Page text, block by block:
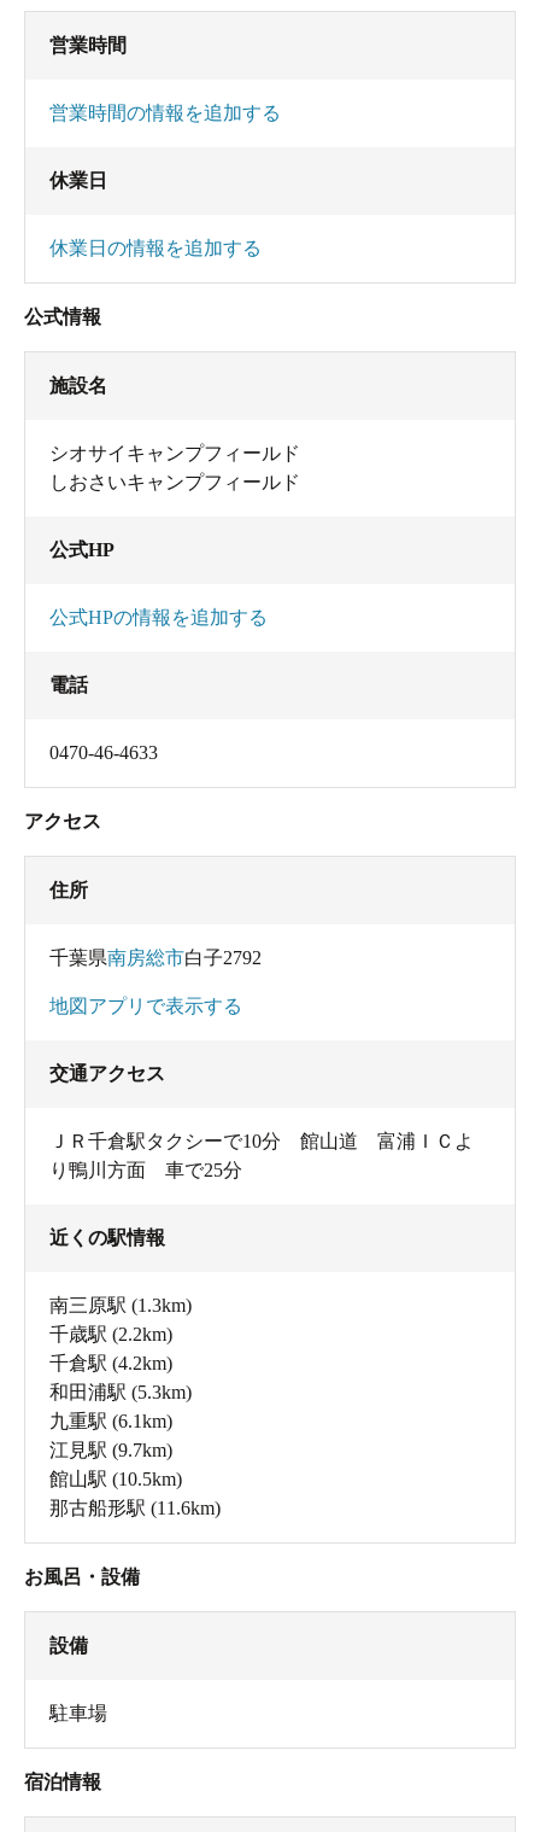
営業時間
営業時間の情報を追加する
休業日
休業日の情報を追加する
公式情報
施設名
シオサイキャンプフィールド
しおさいキャンプフィールド
公式HP
公式HPの情報を追加する
電話
0470-46-4633
アクセス
住所
千葉県南房総市白子2792
地図アプリで表示する
交通アクセス
ＪＲ千倉駅タクシーで10分 館山道 富浦ＩＣよ
り鴨川方面 車で25分
近くの駅情報
南三原駅 (1.3km)
千歳駅 (2.2km)
千倉駅 (4.2km)
和田浦駅 (5.3km)
九重駅 (6.1km)
江見駅 (9.7km)
館山駅 (10.5km)
那古船形駅 (11.6km)
お風呂・設備
設備
駐車場
宿泊情報